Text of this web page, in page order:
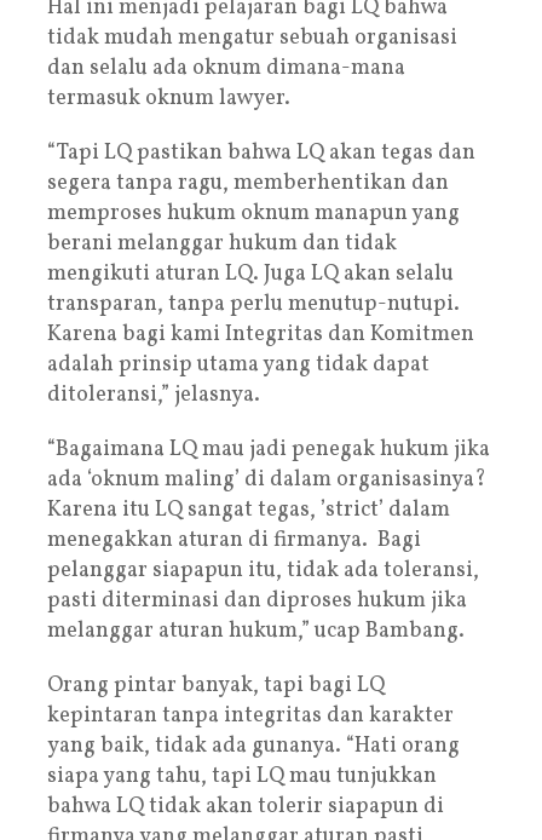
Hal ini menjadi pelajaran bagi LQ bahwa
tidak mudah mengatur sebuah organisasi
dan selalu ada oknum dimana-mana
termasuk oknum lawyer.
“Tapi LQ pastikan bahwa LQ akan tegas dan
segera tanpa ragu, memberhentikan dan
memproses hukum oknum manapun yang
berani melanggar hukum dan tidak
mengikuti aturan LQ. Juga LQ akan selalu
transparan, tanpa perlu menutup-nutupi.
Karena bagi kami Integritas dan Komitmen
adalah prinsip utama yang tidak dapat
ditoleransi,” jelasnya.
“Bagaimana LQ mau jadi penegak hukum jika
ada ‘oknum maling’ di dalam organisasinya?
Karena itu LQ sangat tegas, ’strict’ dalam
menegakkan aturan di firmanya. Bagi
pelanggar siapapun itu, tidak ada toleransi,
pasti diterminasi dan diproses hukum jika
melanggar aturan hukum,” ucap Bambang.
Orang pintar banyak, tapi bagi LQ
kepintaran tanpa integritas dan karakter
yang baik, tidak ada gunanya. “Hati orang
siapa yang tahu, tapi LQ mau tunjukkan
bahwa LQ tidak akan tolerir siapapun di